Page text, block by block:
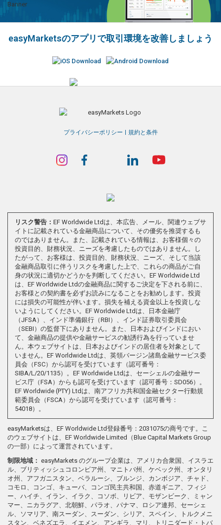
easyMarketsのアプリで取引環境を改善しましょう
プライバシーポリシー 規約と条件
リスク警告： EF Worldwide Ltdは、本広告、メール、関連ウェブサ
イトに記載されている金融商品について、その優劣を推奨するも
のではありません。また、記載されている情報は、お客様個々の
投資目的、財務状況、ニーズを考慮したものではありません。し
たがって、お客様は、投資目的、財務状況、ニーズ、そして当該
金融商品取引に伴うリスクを考慮した上で、これらの商品がご自
身の状況に適切かどうかを判断してください。EF Worldwide Ltd
は、EF Worldwide Ltdの金融商品に関するご決定を下される前に、
お客様との契約書を必ずお読みになることをお勧めします。投資
には損失の可能性が伴います。損失を補える資金以上を投資しな
いようにしてください。EF Worldwide Ltdは、日本金融庁
（JFSA）、インド準備銀行（RBI）、インド証券取引委員会
（SEBI）の監督下にありません。また、日本およびインドにおい
て、金融商品の提供や金融サービスの勧誘行為を行っていませ
ん。本ウェブサイトは、日本およびインドの居住者を対象として
いません。EF Worldwide Ltdは、英領バージン諸島金融サービス委
員会（FSC）から認可を受けています（認可番号：
SIBA/L/20/1135）。EF Worldwide Ltdは、セーシェルの金融サー
ビス庁（FSA）からも認可を受けています（認可番号：SD056）。
EF Worldwide (PTY) Ltdは、南アフリカ共和国金融セクター行動規
範委員会（FSCA）から認可を受けています（認可番号：
54018）。
easyMarketsは、EF Worldwide Ltd登録番号：2031075の商号です。こ
のウェブサイトは、EF Worldwide Limited（Blue Capital Markets Group
の一部）によって運営されています。
制限地域： easyMarkets のグループ企業は、アメリカ合衆国、イスラエ
ル、ブリティッシュコロンビア州、マニトバ州、ケベック州、オンタリ
オ州、アフガニスタン、ベラルーシ、ブルンジ、カンボジア、チャド、
コモロ、コンゴ、キューバ、コンゴ民主共和国、赤道ギニア、フィジ
ー、ハイチ、イラン、イラク、コソボ、リビア、モザンビーク、ミャン
マー、ニカラグア、北朝鮮、パラオ、パナマ、ロシア連邦、セーシェ
ル、ソマリア、南スーダン、スーダン、シリア、スペイン、トルクメニ
スタン、ベネズエラ、イエメン、アンギラ、マリ、トリニダード・トバ